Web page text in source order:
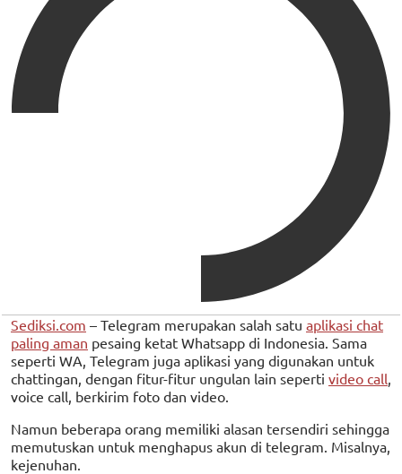
Sediksi.com – Telegram merupakan salah satu aplikasi chat
paling aman pesaing ketat Whatsapp di Indonesia. Sama
seperti WA, Telegram juga aplikasi yang digunakan untuk
chattingan, dengan fitur-fitur ungulan lain seperti video call
voice call, berkirim foto dan video.
Namun beberapa orang memiliki alasan tersendiri sehingga
memutuskan untuk menghapus akun di telegram. Misalnya,
kejenuhan.